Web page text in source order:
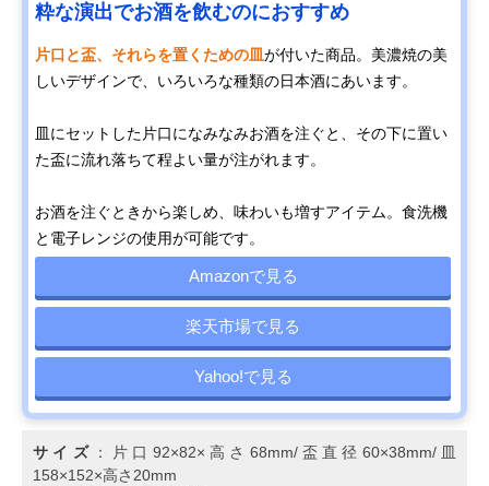
粋な演出でお酒を飲むのにおすすめ
片口と盃、それらを置くための皿が付いた商品。美濃焼の美
しいデザインで、いろいろな種類の日本酒にあいます。
皿にセットした片口になみなみお酒を注ぐと、その下に置い
た盃に流れ落ちて程よい量が注がれます。
お酒を注ぐときから楽しめ、味わいも増すアイテム。食洗機
と電子レンジの使用が可能です。
Amazonで見る
楽天市場で見る
Yahoo!で見る
サイズ ：片口92×82×高さ68mm/盃直径60×38mm/皿
158×152×高さ20mm